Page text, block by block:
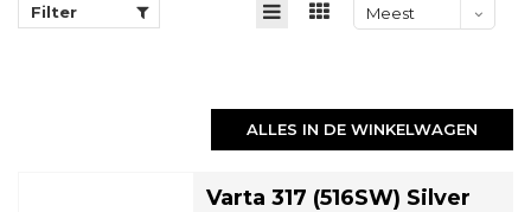
Filter
Meest
ALLES IN DE WINKELWAGEN
Varta 317 (516SW) Silver